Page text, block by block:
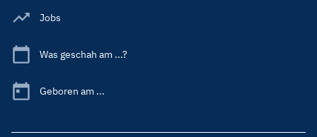
Jobs
Was geschah am ...?
Geboren am ...